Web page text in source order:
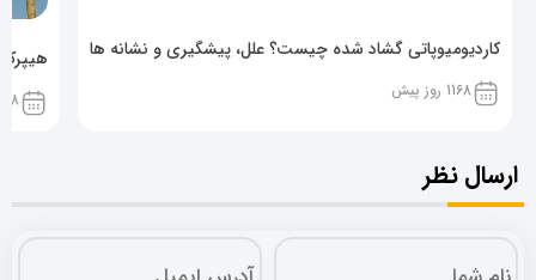
کاردیومیوپاتی گشاد شده چیست؟ علل، پیشگیری و نشانه ها
1168 روز پیش 1168
ارسال نظر